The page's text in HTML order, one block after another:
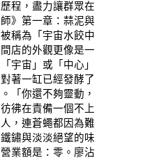
程，盡力讓群眾在
》第一章：蒜泥與
稱為「宇宙水餃中
店的外觀更像是一
宇宙」或「中心」
著一缸已經發酵了
「你還不夠靈動，
彿在責備一個不上
，連蒼蠅都因為難
鏽與淡淡絕望的味
業額是：零。廖沾